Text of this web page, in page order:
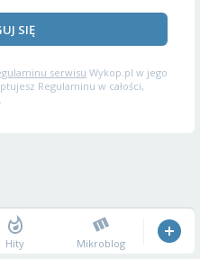
SIĘ
serwisu Wykop.pl w jego
Regulaminu w całości,
Hity Mikroblog